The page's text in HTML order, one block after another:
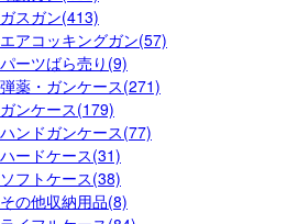
ガスガン(413)
エアコッキングガン(57)
パーツばら売り(9)
弾薬・ガンケース(271)
ガンケース(179)
ハンドガンケース(77)
ハードケース(31)
ソフトケース(38)
その他収納用品(8)